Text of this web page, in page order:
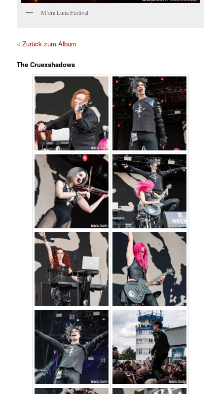
M’era Luna Festival
« Zurück zum Album
The Cruexshadows